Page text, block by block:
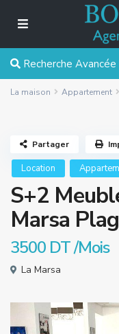
Recherche Avancée
La maison Appartement
Location
S+2
Marsa
3500 DT/Mois
La Marsa
Partager